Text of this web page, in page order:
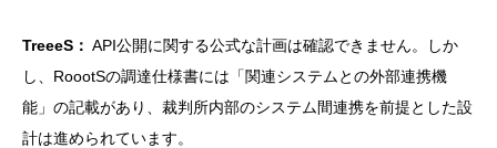
TreeeS： API公開に関する公式な計画は確認できません。しか
し、RoootSの調達仕様書には「関連システムとの外部連携機
能」の記載があり、裁判所内部のシステム間連携を前提とした設
計は進められています。